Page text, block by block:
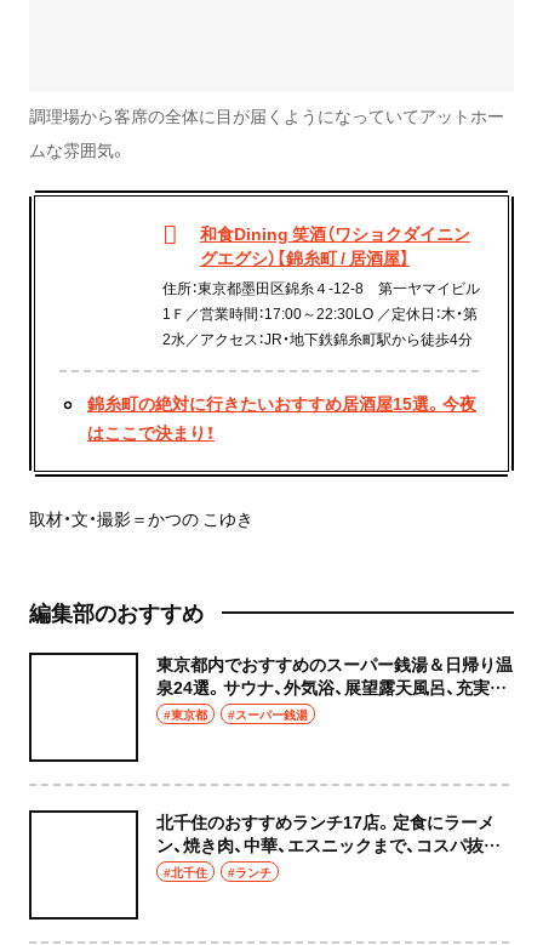
調理場から客席の全体に目が届くようになっていてアットホー
ムな雰囲気。
和食Dining 笑酒（ワショクダイニン
グエグシ）【錦糸町 / 居酒屋】
住所：東京都墨田区錦糸４-12-8 第一ヤマイビル
1Ｆ／営業時間：17:00～22:30LO ／定休日：木・第
2水／アクセス：JR・地下鉄錦糸町駅から徒歩4分
錦糸町の絶対に行きたいおすすめ居酒屋15選。今夜
はここで決まり！
取材・文・撮影＝かつの こゆき
編集部のおすすめ
東京都内でおすすめのスーパー銭湯＆日帰り温
泉24選。サウナ、外気浴、展望露天風呂、充実の
癒やし空間へ
#東京都 #スーパー銭湯
北千住のおすすめランチ17店。定食にラーメ
ン、焼き肉、中華、エスニックまで、コスパ抜群
な店もおしゃれな店も網羅してご紹介！
#北千住 #ランチ